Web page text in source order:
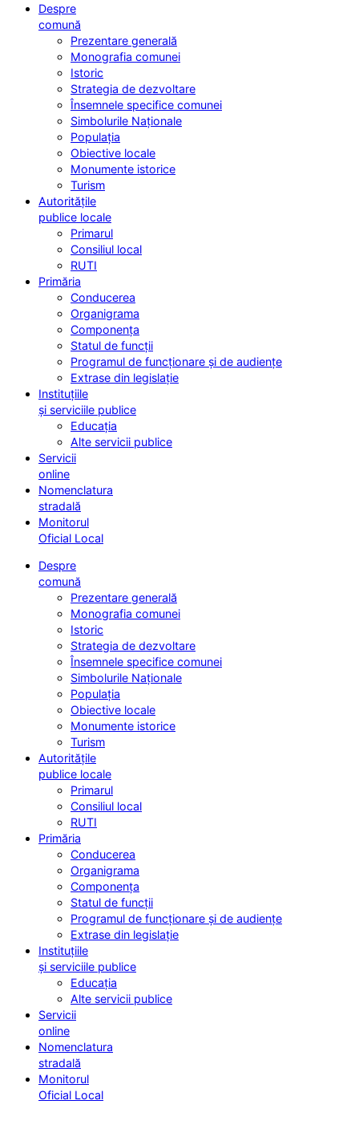
Despre
comună
Prezentare generală
Monografia comunei
Istoric
Strategia de dezvoltare
Însemnele specifice comunei
Simbolurile Naționale
Populația
Obiective locale
Monumente istorice
Turism
Autoritățile
publice locale
Primarul
Consiliul local
RUTI
Primăria
Conducerea
Organigrama
Componența
Statul de funcții
Programul de funcționare și de audiențe
Extrase din legislație
Instituțiile
și serviciile publice
Educația
Alte servicii publice
Servicii
online
Nomenclatura
stradală
Monitorul
Oficial Local
Despre
comună
Prezentare generală
Monografia comunei
Istoric
Strategia de dezvoltare
Însemnele specifice comunei
Simbolurile Naționale
Populația
Obiective locale
Monumente istorice
Turism
Autoritățile
publice locale
Primarul
Consiliul local
RUTI
Primăria
Conducerea
Organigrama
Componența
Statul de funcții
Programul de funcționare și de audiențe
Extrase din legislație
Instituțiile
și serviciile publice
Educația
Alte servicii publice
Servicii
online
Nomenclatura
stradală
Monitorul
Oficial Local